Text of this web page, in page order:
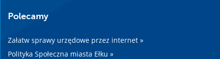
Polecamy
Załatw sprawy urzędowe przez internet »
Polityka Społeczna miasta Ełku »